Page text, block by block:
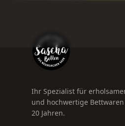
Ihr Spezialist für
und hochwertige
20 Jahren.